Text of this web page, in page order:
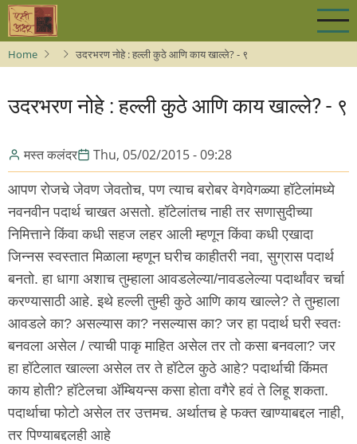
Skip
main
content
Home उदरभरण नोहे : हल्ली कुठे आणि काय खाल्ले? - ९
उदरभरण नोहे : हल्ली कुठे आणि काय खाल्ले? - ९
मस्त कलंदर Thu, 05/02/2015 - 09:28
आपण रोजचे जेवण जेवतोच, पण त्याच बरोबर वेगवेगळ्या हॉटेलांमध्ये
नवनवीन पदार्थ चाखत असतो. हॉटेलांतच नाही तर सणासुदीच्या
निमित्ताने किंवा कधी सहज लहर आली म्हणून किंवा कधी एखादा
जिन्नस स्वस्तात मिळाला म्हणून घरीच काहीतरी नवा, सुग्रास पदार्थ
बनतो. हा धागा अशाच तुम्हाला आवडलेल्या/नावडलेल्या पदार्थांवर चर्चा
करण्यासाठी आहे. इथे हल्ली तुम्ही कुठे आणि काय खाल्ले? ते तुम्हाला
आवडले का? असल्यास का? नसल्यास का? जर हा पदार्थ घरी स्वतः
बनवला असेल / त्याची पाकृ माहित असेल तर तो कसा बनवला? जर
हा हॉटेलात खाल्ला असेल तर ते हॉटेल कुठे आहे? पदार्थाची किंमत
काय होती? हॉटेलचा अ‍ॅम्बियन्स कसा होता वगैरे हवं ते लिहू शकता.
पदार्थाचा फोटो असेल तर उत्तमच. अर्थातच हे फक्त खाण्याबद्दल नाही,
तर पिण्याबद्दलही आहे